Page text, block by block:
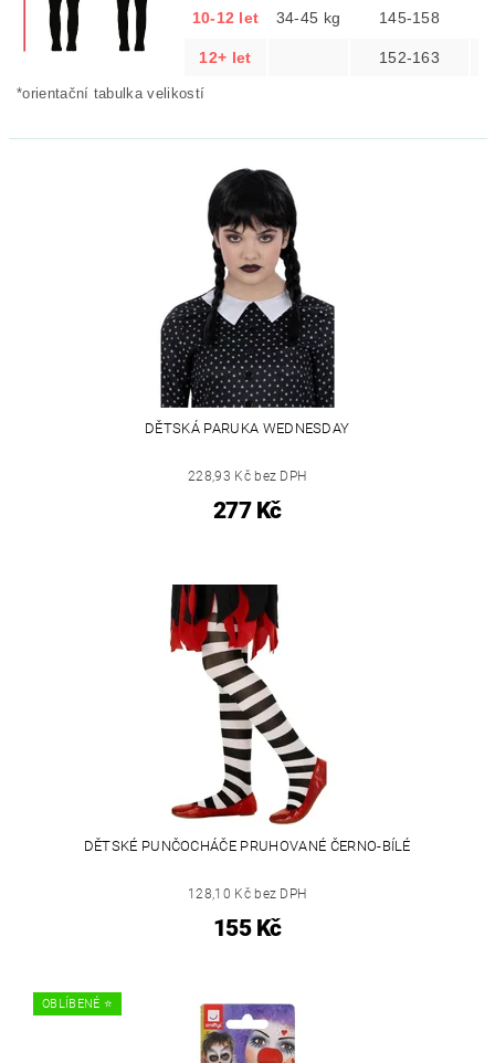
10-12 let 34-45 kg 145-158
12+ let 152-163
*orientační tabulka velikostí
DĚTSKÁ PARUKA WEDNESDAY
228,93 Kč bez DPH
277 Kč
DĚTSKÉ PUNČOCHÁČE PRUHOVANÉ ČERNO-BÍLÉ
128,10 Kč bez DPH
155 Kč
OBLÍBENÉ ⭐️